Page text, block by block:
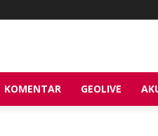
KOMENTAR GEOLIVE